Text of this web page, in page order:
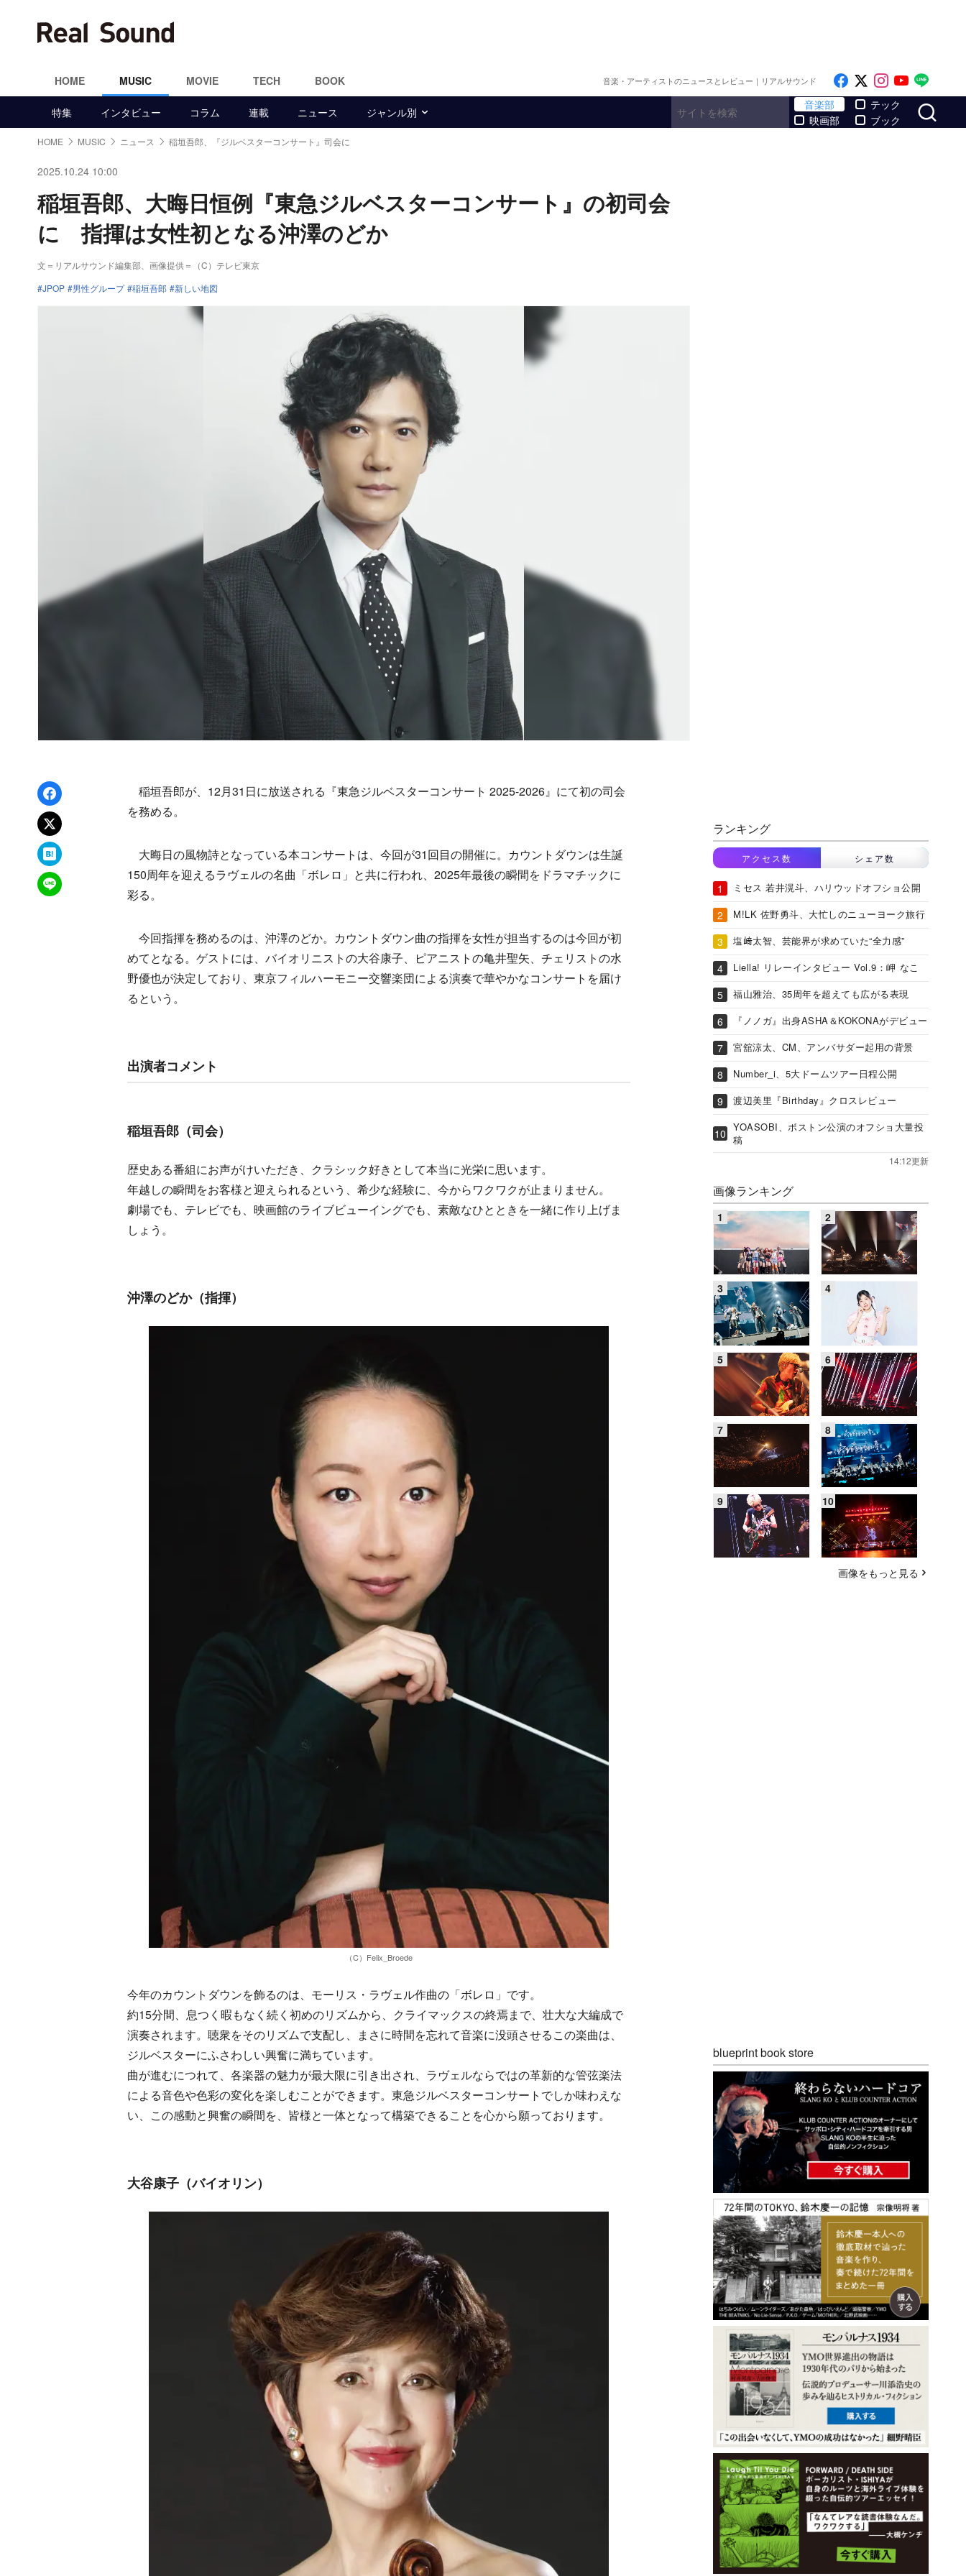
HOME MUSIC MOVIE TECH BOOK 音楽・アーティストのニュースとレビュー｜リアルサウンド Like on Facebook
Follow on x
Follow on
Follow
特集 インタビュー コラム 連載 ニュース ジャンル別
音楽部
映画部
テック
ブック
HOME MUSIC ニュース 稲垣吾郎、『ジルベスターコンサート』司会に
2025.10.24 10:00
稲垣吾郎、大晦日恒例『東急ジルベスターコンサート』の初司会
に 指揮は女性初となる沖澤のどか
文＝リアルサウンド編集部 、画像提供＝（C）テレビ東京
JPOP
男性グループ 稲垣吾郎 新しい地図
Facebookでシェア
xでポスト
はてなブックマーク
LINEで送る
稲垣吾郎が、12月31日に放送される『東急ジルベスターコンサート 2025-2026』にて初の司会
を務める。
大晦日の風物詩となっている本コンサートは、今回が31回目の開催に。カウントダウンは生誕
150周年を迎えるラヴェルの名曲「ボレロ」と共に行われ、2025年最後の瞬間をドラマチックに
彩る。
今回指揮を務めるのは、沖澤のどか。カウントダウン曲の指揮を女性が担当するのは今回が初
めてとなる。ゲストには、バイオリニストの大谷康子、ピアニストの亀井聖矢、チェリストの水
野優也が決定しており、東京フィルハーモニー交響楽団による演奏で華やかなコンサートを届け
るという。
出演者コメント
稲垣吾郎（司会）
歴史ある番組にお声がけいただき、クラシック好きとして本当に光栄に思います。
年越しの瞬間をお客様と迎えられるという、希少な経験に、今からワクワクが止まりません。
劇場でも、テレビでも、映画館のライブビューイングでも、素敵なひとときを一緒に作り上げま
しょう。
沖澤のどか（指揮）
（C）Felix_Broede
今年のカウントダウンを飾るのは、モーリス・ラヴェル作曲の「ボレロ」です。
約15分間、息つく暇もなく続く初めのリズムから、クライマックスの終焉まで、壮大な大編成で
演奏されます。聴衆をそのリズムで支配し、まさに時間を忘れて音楽に没頭させるこの楽曲は、
ジルベスターにふさわしい興奮に満ちています。
曲が進むにつれて、各楽器の魅力が最大限に引き出され、ラヴェルならではの革新的な管弦楽法
による音色や色彩の変化を楽しむことができます。東急ジルベスターコンサートでしか味わえな
い、この感動と興奮の瞬間を、皆様と一体となって構築できることを心から願っております。
大谷康子（バイオリン）
ランキング
アクセス数 シェア数
ミセス 若井滉斗、ハリウッドオフショ公開
M!LK 佐野勇斗、大忙しのニューヨーク旅行
塩﨑太智、芸能界が求めていた“全力感”
Liella! リレーインタビュー Vol.9：岬 なこ
福山雅治、35周年を超えても広がる表現
『ノノガ』出身ASHA＆KOKONAがデビュー
宮舘涼太、CM、アンバサダー起用の背景
Number_i、5大ドームツアー日程公開
渡辺美里『Birthday』クロスレビュー
YOASOBI、ボストン公演のオフショ大量投
稿
14:12更新
画像ランキング
画像をもっと見る
blueprint book store